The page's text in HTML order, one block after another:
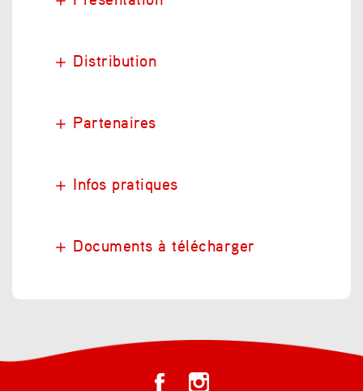
Distribution
Partenaires
Infos pratiques
Documents à télécharger